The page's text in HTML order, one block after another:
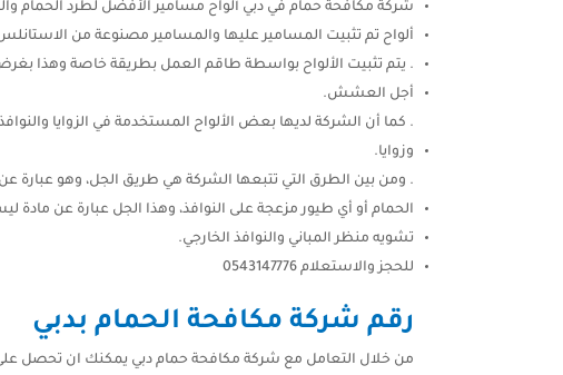
شركة مكافحة حمام في دبي ألواح مسامير الأفضل لطرد الحمام
ألواح تم تثبيت المسامير عليها والمسامير مصنوعة من
. يتم تثبيت الألواح بواسطة طاقم العمل بطريقة خاصة وهذا
أجل العشش.
. كما أن الشركة لديها بعض الألواح المستخدمة في الزوايا
وزوايا.
. ومن بين الطرق التي تتبعها الشركة هي طريق الجل، وهو
الحمام أو أي طيور مزعجة على النوافذ، وهذا الجل عبارة عن مادة
تشويه منظر المباني والنوافذ الخارجي.
للحجز والاستعلام 0543147776
رقم شركة مكافحة الحمام بدبي
من خلال التعامل مع شركة مكافحة حمام دبي يمكنك ان تحصل على